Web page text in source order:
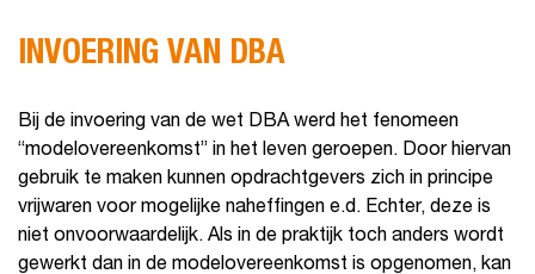
INVOERING VAN DBA
Bij de invoering van de wet DBA werd het fenomeen
“modelovereenkomst” in het leven geroepen. Door hiervan
gebruik te maken kunnen opdrachtgevers zich in principe
vrijwaren voor mogelijke naheffingen e.d. Echter, deze is
niet onvoorwaardelijk. Als in de praktijk toch anders wordt
gewerkt dan in de modelovereenkomst is opgenomen, kan